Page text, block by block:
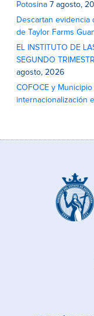
Potosina 7 agosto,
Descartan evidencia
de Taylor Farms
EL INSTITUTO DE
SEGUNDO
agosto, 2026
COFOCE y
internacionalización